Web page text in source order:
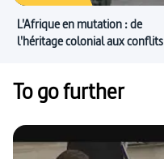
L'Afrique en mutation : de
l'héritage colonial aux conflits
To go further